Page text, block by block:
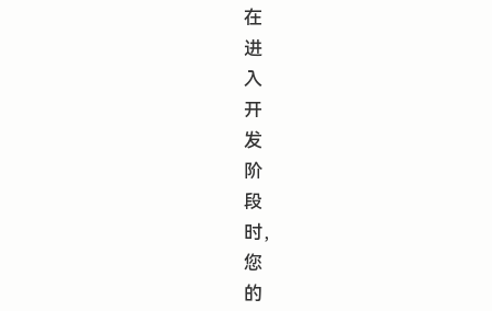
在
进
入
开
发
阶
段
时，
您
的